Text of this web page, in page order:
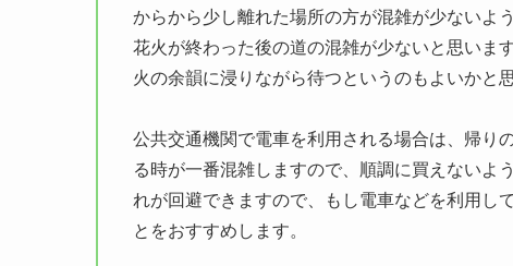
からから少し離れた場所の方が混雑が少ないよ
花火が終わった後の道の混雑が少ないと思いま
火の余韻に浸りながら待つというのもよいかと思
公共交通機関で電車を利用される場合は、帰り
る時が一番混雑しますので、順調に買えないよ
れが回避できますので、もし電車などを利用し
とをおすすめします。